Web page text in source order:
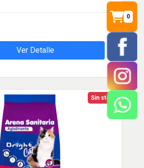
Ver Detalle
Sin stock
0